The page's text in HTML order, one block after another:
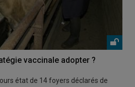
vaccinale adopter ?
état de 14 foyers déclarés de